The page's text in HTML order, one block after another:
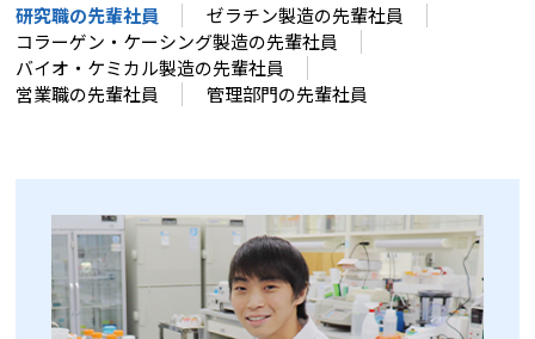
研究職の先輩社員
ゼラチン製造の先輩社員
コラーゲン・ケーシング製造の先輩社員
バイオ・ケミカル製造の先輩社員
営業職の先輩社員
管理部門の先輩社員